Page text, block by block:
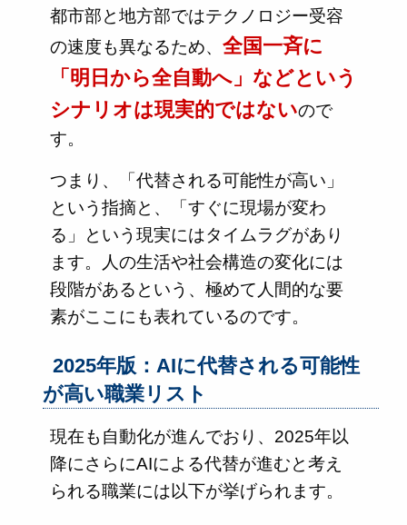
都市部と地方部ではテクノロジー受容
の速度も異なるため、 全国一斉に
「明日から全自動へ」などという
シナリオは現実的ではないので
す。
つまり、「代替される可能性が高い」
という指摘と、「すぐに現場が変わ
る」という現実にはタイムラグがあり
ます。人の生活や社会構造の変化には
段階があるという、極めて人間的な要
素がここにも表れているのです。
2025年版：AIに代替される可能性
が高い職業リスト
現在も自動化が進んでおり、2025年以
降にさらにAIによる代替が進むと考え
られる職業には以下が挙げられます。